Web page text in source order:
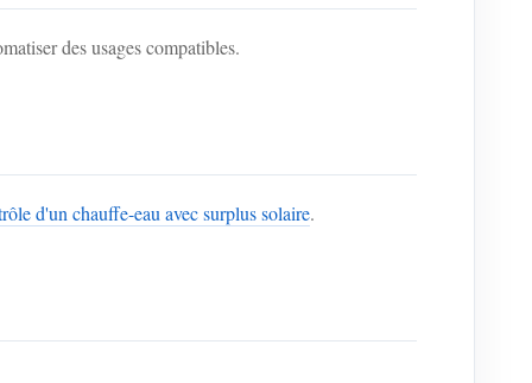
des usages compatibles.
d'un chauffe-eau avec surplus solaire.